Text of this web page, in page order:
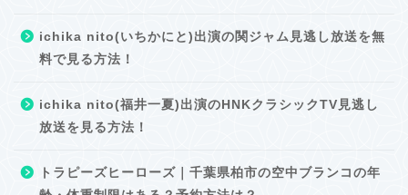
ichika nito(いちかにと)出演の関ジャム見逃し放送を無
料で見る方法！
ichika nito(福井一夏)出演のHNKクラシックTV見逃し
放送を見る方法！
トラピーズヒーローズ｜千葉県柏市の空中ブランコの年